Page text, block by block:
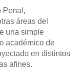
Penal,
áreas del
una simple
académico de
en distintos
afines.